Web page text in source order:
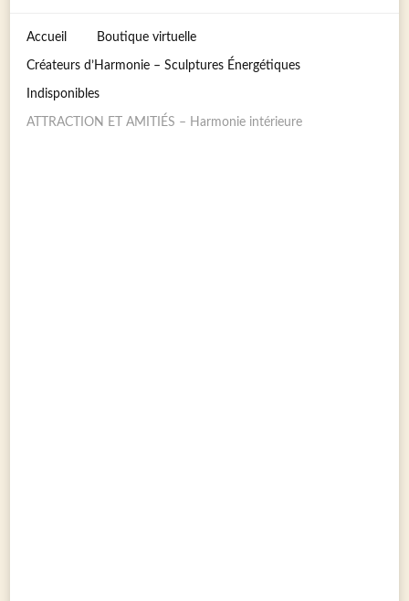
Accueil Boutique virtuelle
Créateurs d’Harmonie – Sculptures Énergétiques
Indisponibles
ATTRACTION ET AMITIÉS – Harmonie intérieure